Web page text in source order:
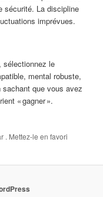
sécurité. La discipline
imprévues.
sélectionnez le
mental robuste,
que vous avez
« gagner ».
. Mettez-le en favori